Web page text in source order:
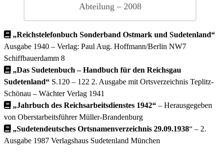
Abteilung – 2008
„Reichstelefonbuch Sonderband Ostmark und Sudetenland“
Ausgabe 1940 – Verlag: Paul Aug. Hoffmann/Berlin NW7
Schiffbauerdamm 8
„Das Sudetenbuch – Handbuch für den Reichsgau
Sudetenland“ S.120 – 122 2. Ausgabe mit Ortsverzeichnis Teplitz-
Schönau – Wächter Verlag 1941
„Jahrbuch des Reichsarbeitsdienstes 1942“ – Herausgegeben
von Oberstarbeitsführer Müller-Brandenburg
„Sudetendeutsches Ortsnamenverzeichnis 29.09.1938“ – 2.
Ausgabe 1987 Verlagshaus Sudetenland München